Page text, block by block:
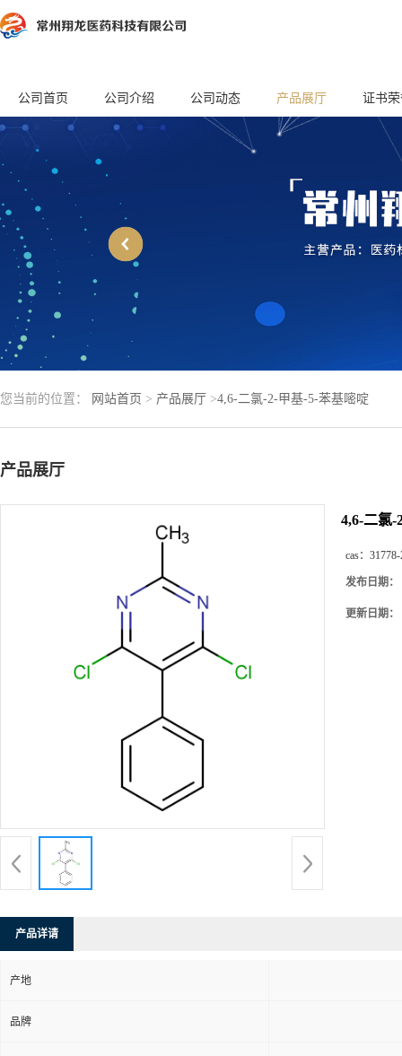
公司首页 公司介绍 公司动态 产品展厅 证书
您当前的位置： 网站首页 > 产品展厅 >4,6-二氯-2-甲基-5-苯基嘧啶
产品展厅
4,6-二氯-
cas：
发布日期：
更新日期：
产品详请
产地
品牌